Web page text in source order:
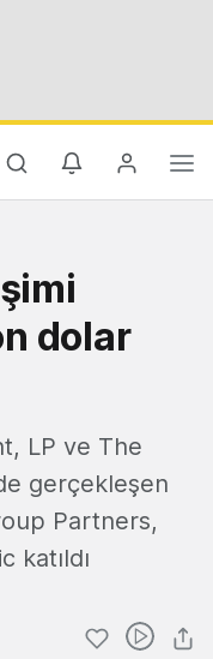
dolar
LP ve The
gerçekleşen
Partners,
katıldı